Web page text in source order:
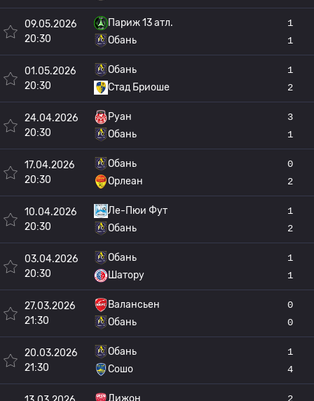
09.05.2026
20:30
Париж 13 атл.
Обань
1
1
01.05.2026
20:30
Обань
Стад Бриоше
1
2
24.04.2026
20:30
Руан
Обань
3
1
17.04.2026
20:30
Обань
Орлеан
0
2
10.04.2026
20:30
Ле-Пюи Фут
Обань
1
2
03.04.2026
20:30
Обань
Шатору
1
1
27.03.2026
21:30
Валансьен
Обань
0
0
20.03.2026
21:30
Обань
Сошо
1
4
Дижон
2